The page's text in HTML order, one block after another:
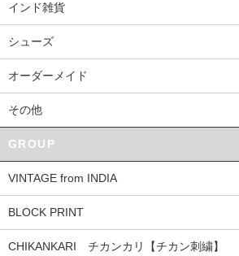
インド雑貨
シューズ
オーダーメイド
その他
GROUP
VINTAGE from INDIA
BLOCK PRINT
CHIKANKARI チカンカリ【チカン刺繍】